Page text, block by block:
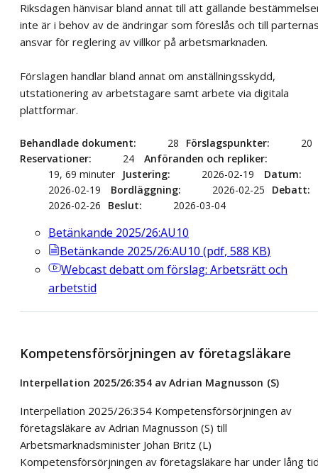
Riksdagen hänvisar bland annat till att gällande
inte är i behov av de ändringar som föreslås och till
ansvar för reglering av villkor på arbetsmarknaden.
Förslagen handlar bland annat om anställningsskydd,
utstationering av arbetstagare samt arbete via digitala
plattformar.
Behandlade dokument 28 Förslagspunkter
20
Reservationer
24
Anföranden och repliker
19, 69 minuter
Justering 2026-02-19
Datum
2026-02-19
Bordläggning 2026-02-25
Debatt
2026-02-26
Beslut 2026-03-04
Betänkande 2025/26:AU10
Betänkande 2025/26:AU10 (pdf, 588 KB)
Webcastdebatt om förslag: Arbetsrätt och
arbetstid
Kompetensförsörjningen av företagsläkare
Interpellation 2025/26:354 av Adrian Magnusson (S)
Interpellation 2025/26:354 Kompetensförsörjningen av
företagsläkare av Adrian Magnusson (S) till
Arbetsmarknadsminister Johan Britz (L)
Kompetensförsörjningen av företagsläkare har under lång